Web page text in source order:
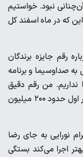
نبود. خواستیم
که در ماه اسفند کل
رقم جایزه‌ برندگان
صداوسیما و برنامه
نداریم. من رقم دقیق
جایزه‌ها را نمی‌دانم. ولی شنیده‌ام جایزه نفر اول حدود ۲۰۰ میلیون
نورایی به جای رضا
اجرا می‌کند بستگی